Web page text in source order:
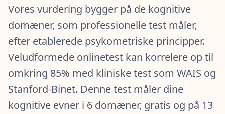
S
IQ-Test
20 min • 20 spørgsmål
Mensa-Test
20 min • 20 spørgsmål
Kognitiv Test
Vores vurdering bygger på de kognitive
domæner, som professionelle test måler,
efter etablerede psykometriske principper.
Veludformede onlinetest kan korrelere op til
omkring 85% med kliniske test som WAIS og
Stanford-Binet. Denne test måler dine
kognitive evner i 6 domæner, gratis og på 13